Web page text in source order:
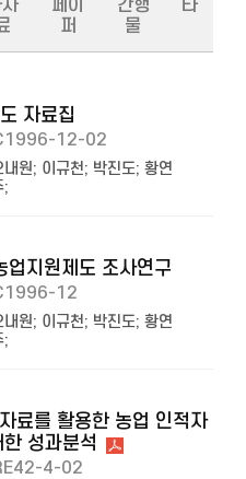
자
페이
퍼
간행
물
타
자료집
12-02
내원; 이규천; 박진도; 황연
;
지원제도 조사연구
12
내원; 이규천; 박진도; 황연
;
료를 활용한 농업 인적자
성과분석
4-02